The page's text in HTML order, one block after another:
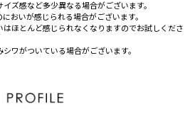
ズ感など多少異なる場合がございます。
おいが感じられる場合がございます。
ほとんど感じられなくなりますのでお試しくださ
ワがついている場合がございます。